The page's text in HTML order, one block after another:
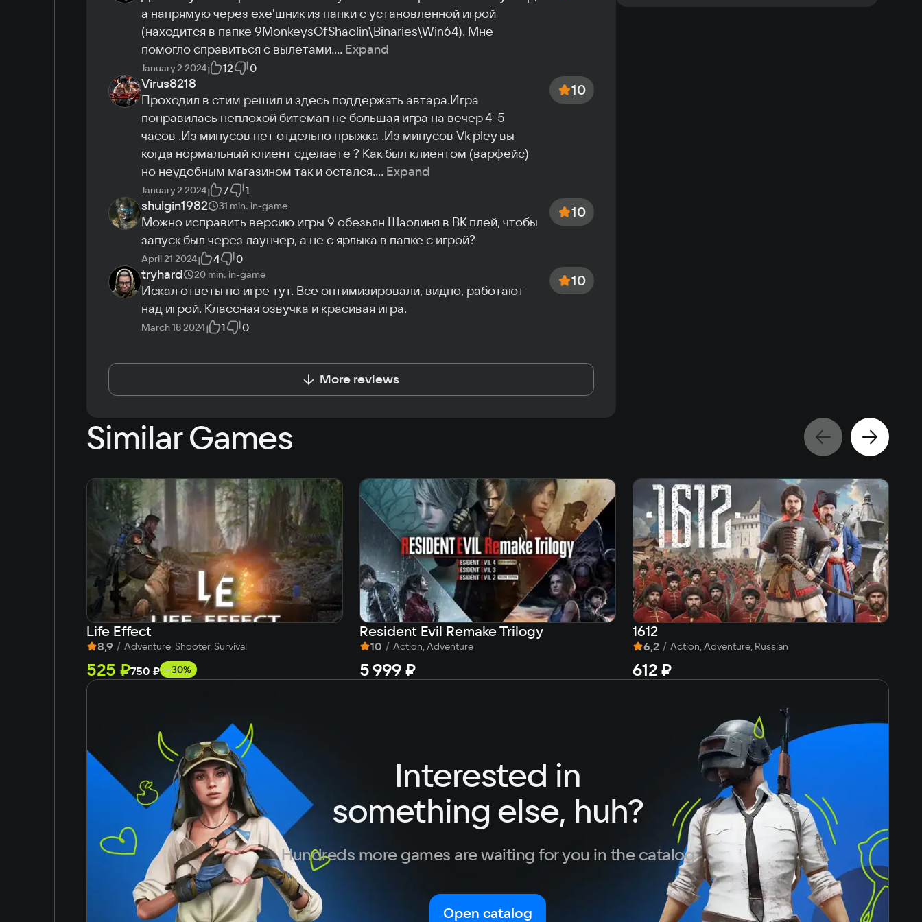
а напрямую через exe'шник из папки с установленной игрой
(находится в папке 9MonkeysOfShaolin\Binaries\Win64). Мне
помогло справиться с вылетами.... Expand
January 2 2024 12 0
Virus8218 10
Проходил в стим решил и здесь поддержать автара.Игра
понравилась неплохой битемап не большая игра на вечер 4-5
часов .Из минусов нет отдельно прыжка .Из минусов Vk pley вы
когда нормальный клиент сделаете ? Как был клиентом (варфейс)
но неудобным магазином так и остался.... Expand
January 2 2024 7 1
shulgin1982 31 min. in-game 10
Можно исправить версию игры 9 обезьян Шаолиня в ВК плей, чтобы
запуск был через лаунчер, а не с ярлыка в папке с игрой?
April 21 2024 4 0
tryhard 20 min. in-game 10
Искал ответы по игре тут. Все оптимизировали, видно, работают
над игрой. Классная озвучка и красивая игра.
March 18 2024 1 0
More reviews
Similar Games
Life Effect
8,9 / Adventure, Shooter, Survival
525 ₽750 ₽ −30%
Resident Evil Remake Trilogy
10 / Action, Adventure
5 999 ₽
1612
6,2 / Action, Adventure, Russian
612 ₽
Interested in
something else, huh?
Hundreds more games are waiting for you in the catalog
Open catalog